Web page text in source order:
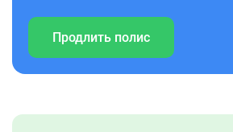
Продлить полис